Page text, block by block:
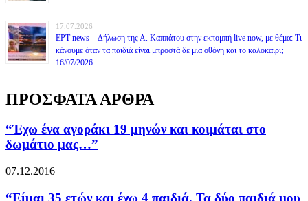
17.07.2026
ΕΡΤ news – Δήλωση της Α. Καππάτου στην εκπομπή live now, με θέμα: Τι
κάνουμε όταν τα παιδιά είναι μπροστά δε μια οθόνη και το καλοκαίρι;
16/07/2026
ΠΡΟΣΦΑΤΑ ΑΡΘΡΑ
“Έχω ένα αγοράκι 19 μηνών και κοιμάται στο
δωμάτιο μας…”
07.12.2016
“Είμαι 35 ετών και έχω 4 παιδιά. Τα δύο παιδιά μου